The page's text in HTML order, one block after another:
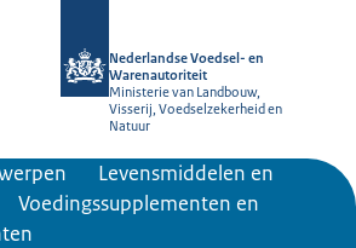
Nederlandse Voedsel- en
Warenautoriteit
Ministerie van Landbouw,
Visserij, Voedselzekerheid en
Natuur
Levensmiddelen en
Voedingssupplementen en